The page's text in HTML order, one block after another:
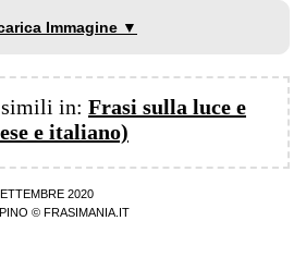
Immagine ▼
in: Frasi sulla luce e
e italiano)
2020
© FRASIMANIA.IT